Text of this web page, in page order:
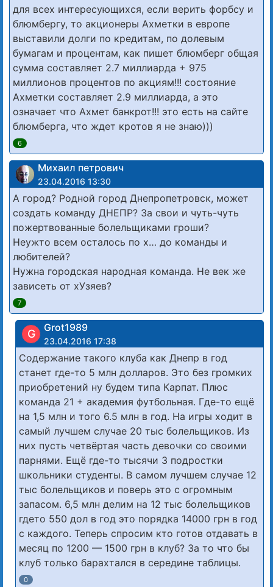
для всех интересующихся, если верить форбсу и
блюмбергу, то акционеры Ахметки в европе
выставили долги по кредитам, по долевым
бумагам и процентам, как пишет блюмберг общая
сумма составляет 2.7 миллиарда + 975
миллионов процентов по акциям!!! состояние
Ахметки составляет 2.9 миллиарда, а это
означает что Ахмет банкрот!!! это есть на сайте
блюмберга, что ждет кротов я не знаю)))
6
Михаил петрович
23.04.2016 13:30
А город? Родной город Днепропетровск, может
создать команду ДНЕПР? За свои и чуть-чуть
пожертвованные болельщиками гроши?
Неужто всем осталось по х… до команды и
любителей?
Нужна городская народная команда. Не век же
зависеть от хУзяев?
7
G Grot1989
23.04.2016 17:38
Содержание такого клуба как Днепр в год
станет где-то 5 млн долларов. Это без громких
приобретений ну будем типа Карпат. Плюс
команда 21 + академия футбольная. Где-то ещё
на 1,5 млн и того 6.5 млн в год. На игры ходит в
самый лучшем случае 20 тыс болельщиков. Из
них пусть четвёртая часть девочки со своими
парнями. Ещё где-то тысячи 3 подростки
школьники студенты. В самом лучшем случае 12
тыс болельщиков и поверь это с огромным
запасом. 6,5 млн делим на 12 тыс болельщиков
гдето 550 дол в год это порядка 14000 грн в год
с каждого. Теперь спросим кто готов отдавать в
месяц по 1200 — 1500 грн в клуб? За то что бы
клуб только барахтался в середине таблицы.
0